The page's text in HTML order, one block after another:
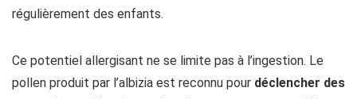
régulièrement des enfants.
Ce potentiel allergisant ne se limite pas à l’ingestion. Le
pollen produit par l’albizia est reconnu pour déclencher des